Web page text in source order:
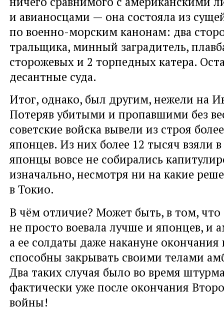
и авианосцами — она состояла из
по военно-морским канонам: два
тральщика, минный заградитель,
сторожевых и 2 торпедных катера.
десантные суда.
Итог, однако, был другим, нежели на
Потеряв убитыми и пропавшими без
советские войска вывели из строя
японцев. Из них более 12 тысяч взяли
японцы вовсе не собирались
изначально, несмотря ни на какие
в Токио.
В чём отличие? Может быть, в том,
не просто воевала лучше и японцев, и
а ее солдаты даже накануне
способны закрывать своими телами
Два таких случая было во время
фактически уже после окончания
войны!